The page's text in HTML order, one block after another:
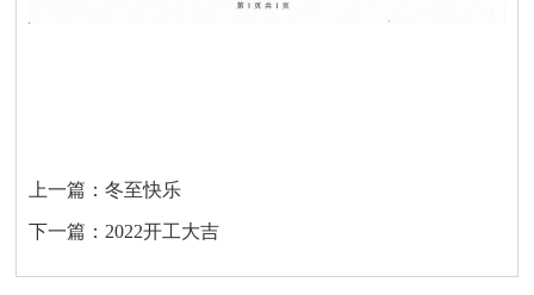
上一篇：冬至快乐
下一篇： 2022开工大吉